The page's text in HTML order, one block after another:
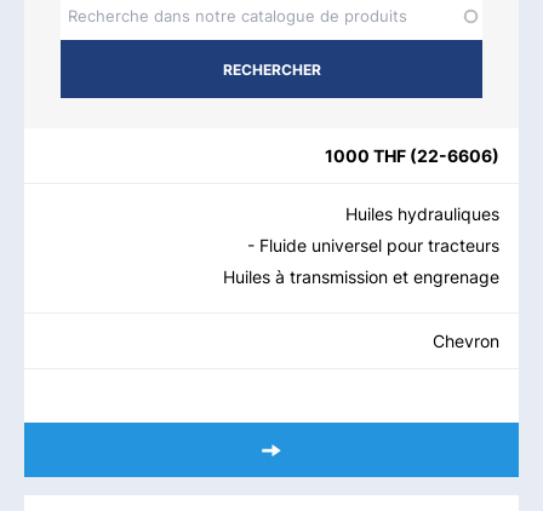
MARQUE REGIONS
1000 THF (22-6606)
Huiles hydrauliques
- Fluide universel pour tracteurs
Huiles à transmission et engrenage
Chevron